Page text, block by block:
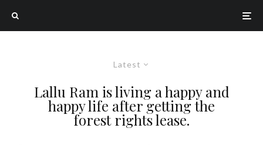
Latest
Lallu Ram is living a happy and
happy life after getting the
forest rights lease.